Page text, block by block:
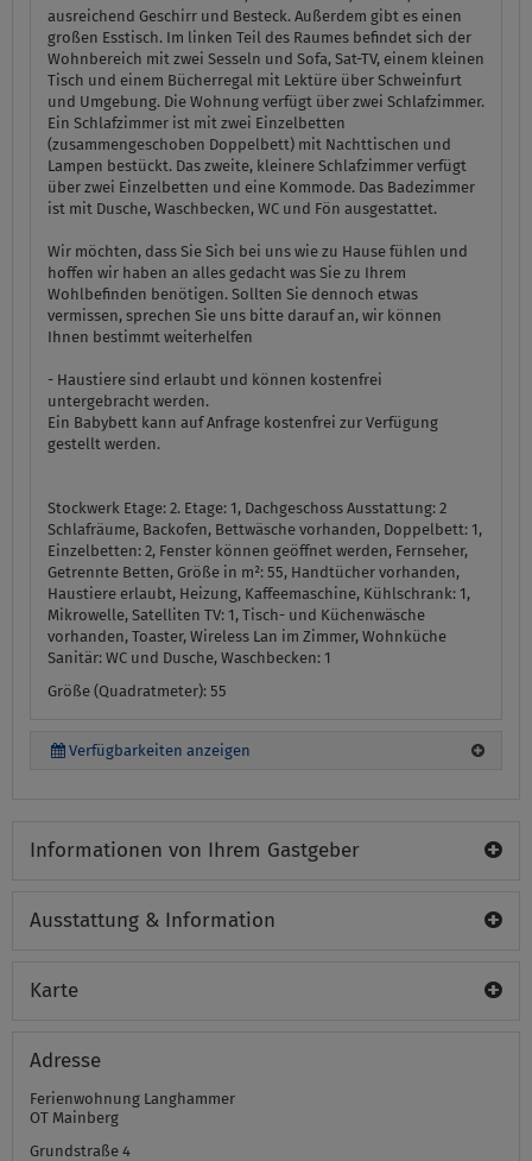
ausreichend Geschirr und Besteck. Außerdem gibt es einen
großen Esstisch. Im linken Teil des Raumes befindet sich der
Wohnbereich mit zwei Sesseln und Sofa, Sat-TV, einem kleinen
Tisch und einem Bücherregal mit Lektüre über Schweinfurt
und Umgebung. Die Wohnung verfügt über zwei Schlafzimmer.
Ein Schlafzimmer ist mit zwei Einzelbetten
(zusammengeschoben Doppelbett) mit Nachttischen und
Lampen bestückt. Das zweite, kleinere Schlafzimmer verfügt
über zwei Einzelbetten und eine Kommode. Das Badezimmer
ist mit Dusche, Waschbecken, WC und Fön ausgestattet.
Wir möchten, dass Sie Sich bei uns wie zu Hause fühlen und
hoffen wir haben an alles gedacht was Sie zu Ihrem
Wohlbefinden benötigen. Sollten Sie dennoch etwas
vermissen, sprechen Sie uns bitte darauf an, wir können
Ihnen bestimmt weiterhelfen
- Haustiere sind erlaubt und können kostenfrei
untergebracht werden.
Ein Babybett kann auf Anfrage kostenfrei zur Verfügung
gestellt werden.
Stockwerk Etage: 2. Etage: 1, Dachgeschoss Ausstattung: 2
Schlafräume, Backofen, Bettwäsche vorhanden, Doppelbett: 1,
Einzelbetten: 2, Fenster können geöffnet werden, Fernseher,
Getrennte Betten, Größe in m²: 55, Handtücher vorhanden,
Haustiere erlaubt, Heizung, Kaffeemaschine, Kühlschrank: 1,
Mikrowelle, Satelliten TV: 1, Tisch- und Küchenwäsche
vorhanden, Toaster, Wireless Lan im Zimmer, Wohnküche
Sanitär: WC und Dusche, Waschbecken: 1
Größe (Quadratmeter): 55
Verfügbarkeiten anzeigen
Informationen von Ihrem Gastgeber
Ausstattung & Information
Karte
Adresse
Ferienwohnung Langhammer
OT Mainberg
Grundstraße 4